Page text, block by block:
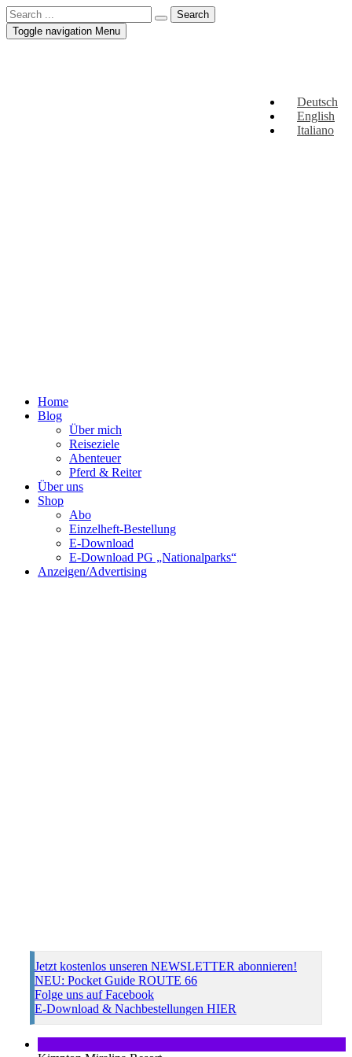
Deutsch
English
Italiano
Toggle navigation Menu
Home
Blog
Über mich
Reiseziele
Abenteuer
Pferd & Reiter
Über uns
Shop
Abo
Einzelheft-Bestellung
E-Download
E-Download PG „Nationalparks“
Anzeigen/Advertising
Jetzt kostenlos unseren NEWSLETTER abonnieren!
NEU: Pocket Guide ROUTE 66
Folge uns auf Facebook
E-Download & Nachbestellungen HIER